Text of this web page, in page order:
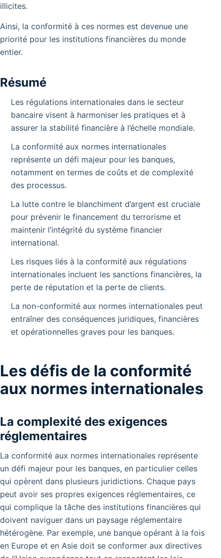
illicites.
Ainsi, la conformité à ces normes est devenue une
priorité pour les institutions financières du monde
entier.
Résumé
Les régulations internationales dans le secteur
bancaire visent à harmoniser les pratiques et à
assurer la stabilité financière à l’échelle mondiale.
La conformité aux normes internationales
représente un défi majeur pour les banques,
notamment en termes de coûts et de complexité
des processus.
La lutte contre le blanchiment d’argent est cruciale
pour prévenir le financement du terrorisme et
maintenir l’intégrité du système financier
international.
Les risques liés à la conformité aux régulations
internationales incluent les sanctions financières, la
perte de réputation et la perte de clients.
La non-conformité aux normes internationales peut
entraîner des conséquences juridiques, financières
et opérationnelles graves pour les banques.
Les défis de la conformité
aux normes internationales
La complexité des exigences
réglementaires
La conformité aux normes internationales représente
un défi majeur pour les banques, en particulier celles
qui opèrent dans plusieurs juridictions. Chaque pays
peut avoir ses propres exigences réglementaires, ce
qui complique la tâche des institutions financières qui
doivent naviguer dans un paysage réglementaire
hétérogène. Par exemple, une banque opérant à la fois
en Europe et en Asie doit se conformer aux directives